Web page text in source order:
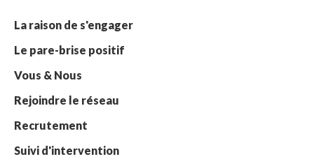
La raison de s'engager
Le pare-brise positif
Vous & Nous
Rejoindre le réseau
Recrutement
Suivi d'intervention